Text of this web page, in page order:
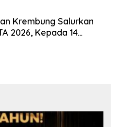
Krembung Salurkan
2026, Kepada 14